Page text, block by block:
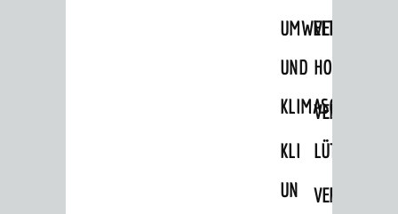
UMWELT-
UND
KLIMASCHUTZ
KLIMASCHUTZ
UND